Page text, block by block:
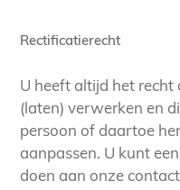
Rectificatierecht
U heeft altijd het recht
(laten) verwerken en
persoon of daartoe
aanpassen. U kunt
doen aan onze